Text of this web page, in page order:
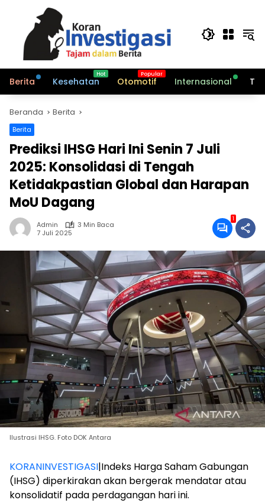
Berita Kesehatan Otomotif Internasional
Beranda Berita
Berita
Prediksi IHSG Hari Ini Senin 7 Juli
2025: Konsolidasi di Tengah
Ketidakpastian Global dan Harapan
MoU Dagang
Admin
3 Min Baca
7 Juli 2025
1
Ilustrasi IHSG. Foto DOK Antara
KORANINVESTIGASI|Indeks Harga Saham Gabungan
(IHSG) diperkirakan akan bergerak mendatar atau
konsolidatif pada perdagangan hari ini.